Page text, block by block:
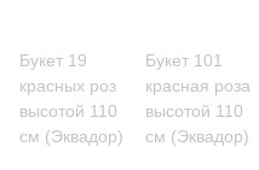
Букет 19
красных роз
высотой 110
см (Эквадор)
Букет 101
красная роза
высотой 110
см (Эквадор)